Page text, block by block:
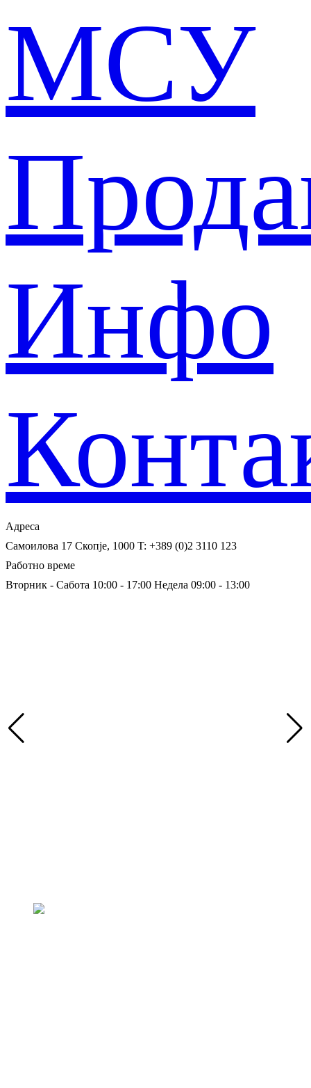
МСУ
Инфо
Адреса
Самоилова 17 Скопје, 1000 T: +389 (0)2 3110 123
Работно време
Вторник - Сабота 10:00 - 17:00 Недела 09:00 - 13:00